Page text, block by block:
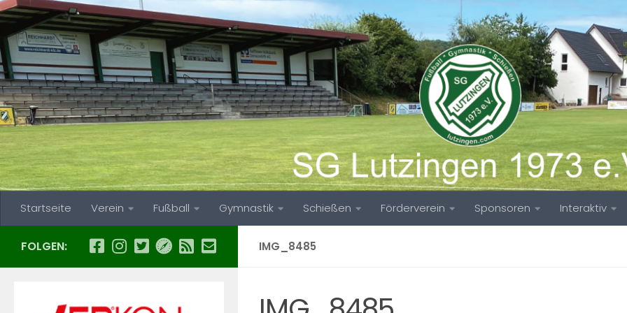
Zum Inhalt springen
Startseite Verein Fußball Gymnastik Schießen Förderverein Sponsoren Interaktiv
IMG_8485
FOLGEN: